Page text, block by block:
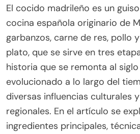
El cocido madrileño es un
cocina española originario de
garbanzos, carne de res, pollo
plato, que se sirve en tres
historia que se remonta al siglo
evolucionado a lo largo del
diversas influencias culturales
regionales. En el artículo se
ingredientes principales,